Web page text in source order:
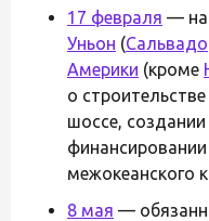
17 февраля — на
Уньон (
Америки (кроме
о
шоссе,
межокеанского
8 мая —